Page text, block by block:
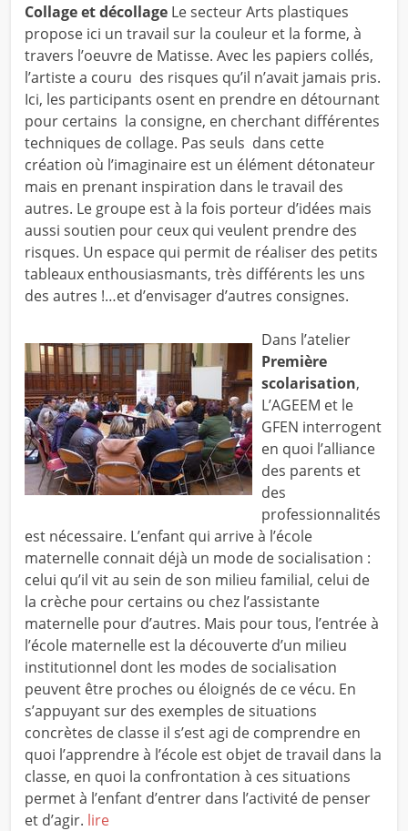
Collage et décollageLe secteur Arts plastiques
propose ici un travail sur la couleur et la forme, à
travers l’oeuvre de Matisse. Avec les papiers collés,
l’artiste a couru des risques qu’il n’avait jamais pris.
Ici, les participants osent en prendre en détournant
pour certains la consigne, en cherchant différentes
techniques de collage. Pas seuls dans cette
création où l’imaginaire est un élément détonateur
mais en prenant inspiration dans le travail des
autres. Le groupe est à la fois porteur d’idées mais
aussi soutien pour ceux qui veulent prendre des
risques. Un espace qui permit de réaliser des petits
tableaux enthousiasmants, très différents les uns
des autres !…et d’envisager d’autres consignes.
Dans l’atelier
Première
scolarisation,
L’AGEEM et le
GFEN interrogent
en quoi l’alliance
des parents et
des
professionnalités
est nécessaire. L’enfant qui arrive à l’école
maternelle connait déjà un mode de socialisation :
celui qu’il vit au sein de son milieu familial, celui de
la crèche pour certains ou chez l’assistante
maternelle pour d’autres. Mais pour tous, l’entrée à
l’école maternelle est la découverte d’un milieu
institutionnel dont les modes de socialisation
peuvent être proches ou éloignés de ce vécu. En
s’appuyant sur des exemples de situations
concrètes de classe il s’est agi de comprendre en
quoi l’apprendre à l’école est objet de travail dans la
classe, en quoi la confrontation à ces situations
permet à l’enfant d’entrer dans l’activité de penser
et d’agir. lire